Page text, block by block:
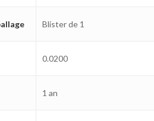
Blister de 1
0.0200
1 an